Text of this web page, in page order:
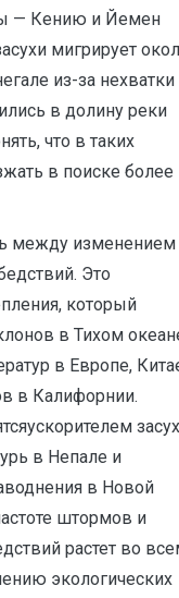
— Кению и Йемен
мигрирует
из-за нехватки
в долину реки
что в таких
в поиске более
между изменением
Это
который
в Тихом
в Европе,
в Калифорнии.
в Непале и
в Новой
штормов и
растет во
экологических